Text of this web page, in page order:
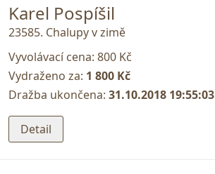
Karel Pospíšil
23585. Chalupy v zimě
Vyvolávací cena: 800 Kč
Vydraženo za: 1 800 Kč
Dražba ukončena: 31.10.2018 19:55:03
Detail